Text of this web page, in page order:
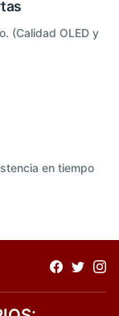
(Calidad OLED y
en tiempo